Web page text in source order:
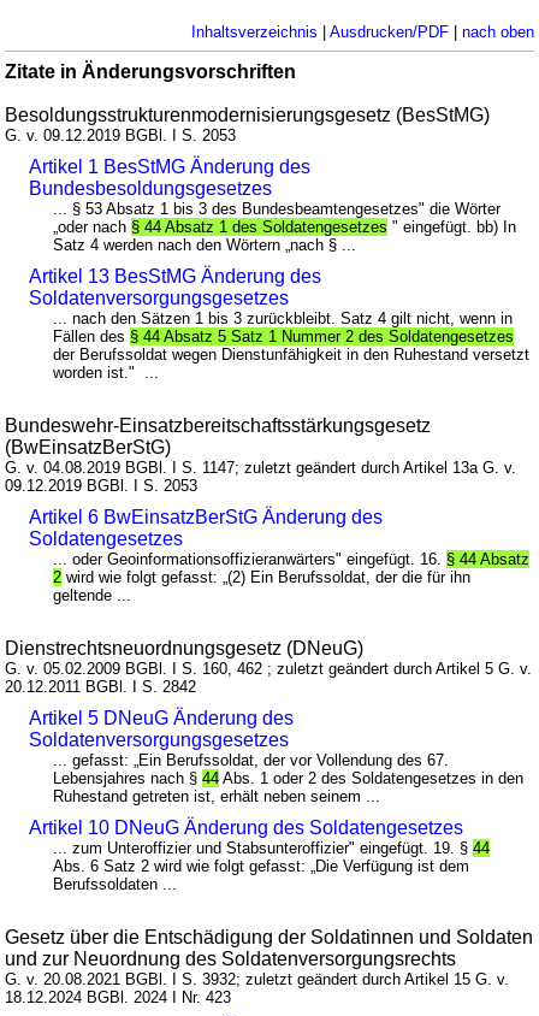
Inhaltsverzeichnis | Ausdrucken/PDF| nach oben
Zitate in Änderungsvorschriften
Besoldungsstrukturenmodernisierungsgesetz (BesStMG)
G. v. 09.12.2019 BGBl. I S. 2053
Artikel 1 BesStMG Änderung des
Bundesbesoldungsgesetzes
... § 53 Absatz 1 bis 3 des Bundesbeamtengesetzes" die Wörter
„oder nach § 44 Absatz 1 des Soldatengesetzes " eingefügt. bb) In
Satz 4 werden nach den Wörtern „nach § ...
Artikel 13 BesStMG Änderung des
Soldatenversorgungsgesetzes
... nach den Sätzen 1 bis 3 zurückbleibt. Satz 4 gilt nicht, wenn in
Fällen des § 44 Absatz 5 Satz 1 Nummer 2 des Soldatengesetzes
der Berufssoldat wegen Dienstunfähigkeit in den Ruhestand versetzt
worden ist." ...
Bundeswehr-Einsatzbereitschaftsstärkungsgesetz
(BwEinsatzBerStG)
G. v. 04.08.2019 BGBl. I S. 1147; zuletzt geändert durch Artikel 13a G. v.
09.12.2019 BGBl. I S. 2053
Artikel 6 BwEinsatzBerStG Änderung des
Soldatengesetzes
... oder Geoinformationsoffizieranwärters" eingefügt. 16. § 44 Absatz
2 wird wie folgt gefasst: „(2) Ein Berufssoldat, der die für ihn
geltende ...
Dienstrechtsneuordnungsgesetz (DNeuG)
G. v. 05.02.2009 BGBl. I S. 160, 462 ; zuletzt geändert durch Artikel 5 G. v.
20.12.2011 BGBl. I S. 2842
Artikel 5 DNeuG Änderung des
Soldatenversorgungsgesetzes
... gefasst: „Ein Berufssoldat, der vor Vollendung des 67.
Lebensjahres nach §44 Abs. 1 oder 2 des Soldatengesetzes in den
Ruhestand getreten ist, erhält neben seinem ...
Artikel 10 DNeuG Änderung des Soldatengesetzes
... zum Unteroffizier und Stabsunteroffizier" eingefügt. 19. §44
Abs. 6 Satz 2 wird wie folgt gefasst: „Die Verfügung ist dem
Berufssoldaten ...
Gesetz über die Entschädigung der Soldatinnen und Soldaten
und zur Neuordnung des Soldatenversorgungsrechts
G. v. 20.08.2021 BGBl. I S. 3932; zuletzt geändert durch Artikel 15 G. v.
18.12.2024 BGBl. 2024 I Nr. 423